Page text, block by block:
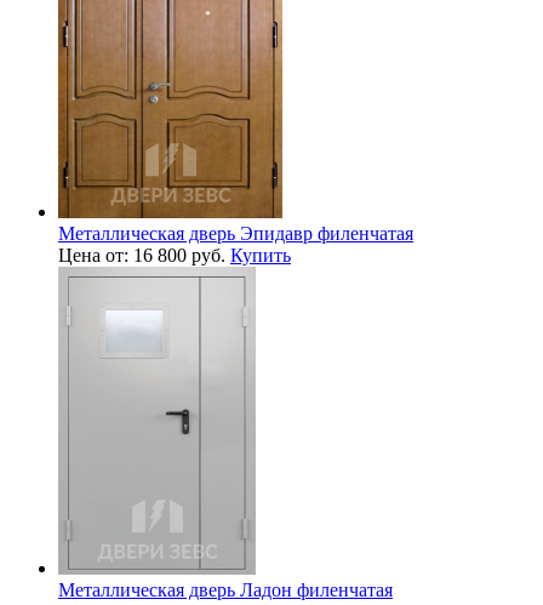
Металлическая дверь Эпидавр филенчатая
Цена от: 16 800 руб. Купить
Металлическая дверь Ладон филенчатая